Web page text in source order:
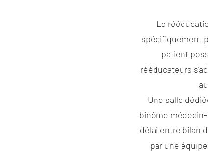
La
spécifiquement
patient
rééducateurs
Une salle
binôme
délai entre bilan
par une